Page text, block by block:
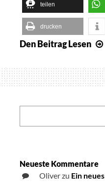
teilen
drucken
Den BeitragLesen
Neueste Kommentare
Oliverzu Ein